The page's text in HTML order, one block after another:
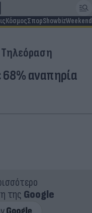
ΚόσμοςΣπορShowbizWeekend
Τηλεόραση
68% αναπηρία
της Google